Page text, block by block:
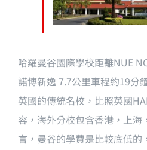
哈羅曼谷國際學校距離NUE
諾博新逸 7.7公里車程約19分
英國的傳統名校，比照英國
容，海外分校包含香港，上海
言，曼谷的學費是比較底低